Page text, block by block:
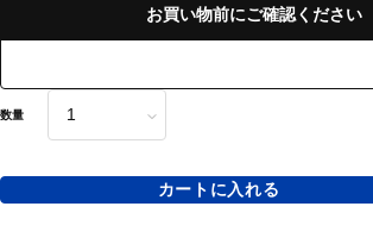
お買い物前にご確認ください
数量
カートに入れる